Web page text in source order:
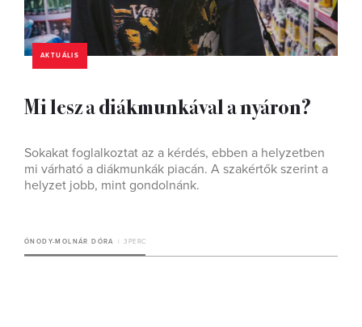
AKTUÁLIS
Mi lesz a diákmunkával a nyáron?
Sokakat foglalkoztat az a kérdés, ebben a helyzetben
mi várható a diákmunkák piacán. A szakértők szerint a
helyzet jobb, mint gondolnánk.
ÓNODY-MOLNÁR DÓRA 3 PERC